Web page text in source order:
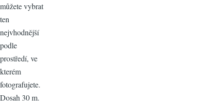
můžete vybrat
ten
nejvhodnější
podle
prostředí, ve
kterém
fotografujete.
Dosah 30 m.